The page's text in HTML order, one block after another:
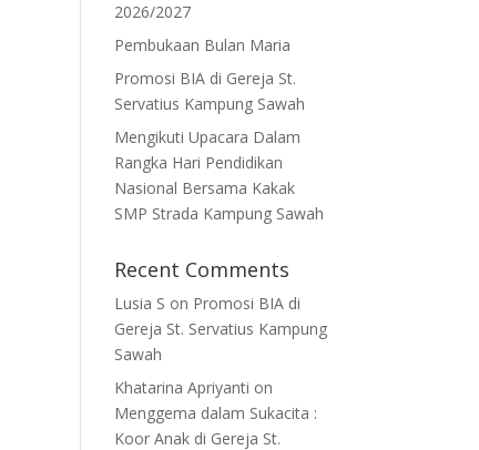
2026/2027
Pembukaan Bulan Maria
Promosi BIA di Gereja St.
Servatius Kampung Sawah
Mengikuti Upacara Dalam
Rangka Hari Pendidikan
Nasional Bersama Kakak
SMP Strada Kampung Sawah
Recent Comments
Lusia S on Promosi BIA di
Gereja St. Servatius Kampung
Sawah
Khatarina Apriyanti on
Menggema dalam Sukacita :
Koor Anak di Gereja St.